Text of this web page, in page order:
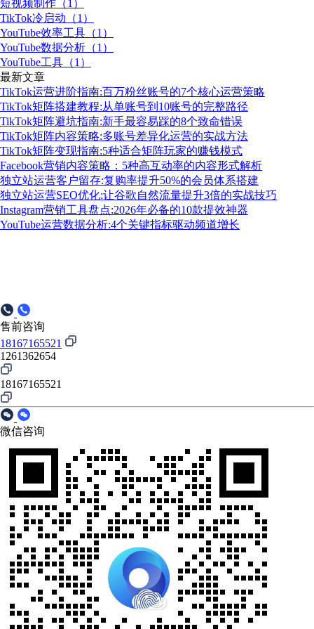
短视频制作（1）
TikTok冷启动（1）
YouTube效率工具（1）
YouTube数据分析（1）
YouTube工具（1）
最新文章
TikTok运营进阶指南:百万粉丝账号的7个核心运营策略
TikTok矩阵搭建教程:从单账号到10账号的完整路径
TikTok矩阵避坑指南:新手最容易踩的8个致命错误
TikTok矩阵内容策略:多账号差异化运营的实战方法
TikTok矩阵变现指南:5种适合矩阵玩家的赚钱模式
Facebook营销内容策略：5种高互动率的内容形式解析
独立站运营客户留存:复购率提升50%的会员体系搭建
独立站运营SEO优化:让谷歌自然流量提升3倍的实战技巧
Instagram营销工具盘点:2026年必备的10款提效神器
YouTube运营数据分析:4个关键指标驱动频道增长
售前咨询
18167165521
1261362654
18167165521
微信咨询